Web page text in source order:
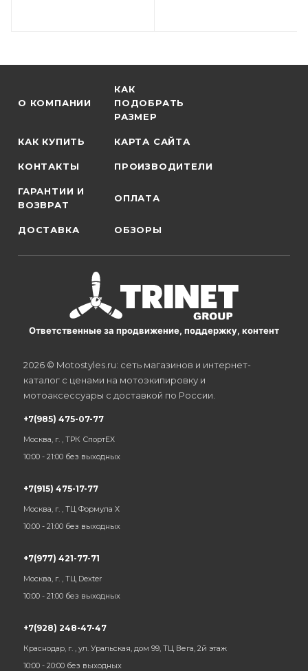
О КОМПАНИИ
КАК
ПОДОБРАТЬ
РАЗМЕР
КАК КУПИТЬ КАРТА САЙТА
КОНТАКТЫ ПРОИЗВОДИТЕЛИ
ГАРАНТИИ И
ВОЗВРАТ
ОПЛАТА
ДОСТАВКА ОБЗОРЫ
Ответственные за продвижение, поддержку, контент
2026 © Motostyles.ru: сеть магазинов и интернет-
каталог с ценами на мотоэкипировку и
мотоаксессуары с доставкой по России.
+7(985) 475-07-77
Москва, г. , ТРК СпортЕХ
10:00 - 21:00 без выходных
+7(915) 475-17-77
Москва, г. , ТЦ Формула Х
10:00 - 21:00 без выходных
+7(977) 421-77-71
Москва, г. , ТЦ Dexter
10:00 - 21:00 без выходных
+7(928) 248-47-47
Краснодар, г. , ул. Уральская, дом 99, ТЦ Вега, 2й этаж
10:00 - 20:00 без выходных